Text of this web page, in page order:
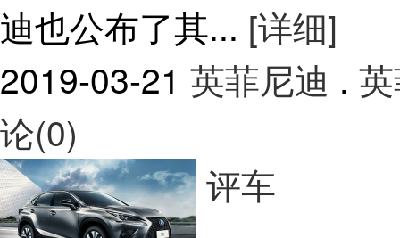
迪也公布了其... [详细]
2019-03-21 英菲尼迪 .
论(0)
评车